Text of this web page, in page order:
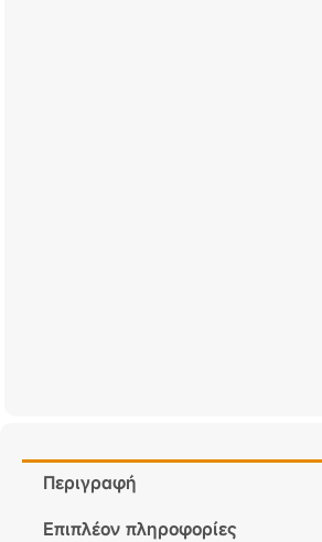
Περιγραφή
Επιπλέον πληροφορίες